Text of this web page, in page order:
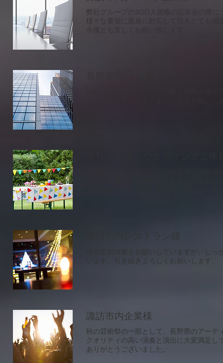
弊社グループの300人規模の忘年会の際に
様々な要望に親身に対応して頂きとても感
諏訪市内レストラン様
毎月定期演奏をお願いしていますが、し
います。引き続きよろしくお願いします。
諏訪市内企業様
秋の芸術祭の一部として、長野県のアー
クオリティの高い演奏と演出に大変満足し
​ありがとうございました。